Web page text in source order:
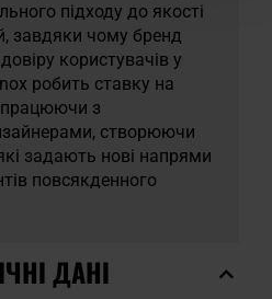
підходу до якості
завдяки чому бренд
користувачів у
робить ставку на
з
створюючи
задають нові напрями
повсякденного
ДАНІ